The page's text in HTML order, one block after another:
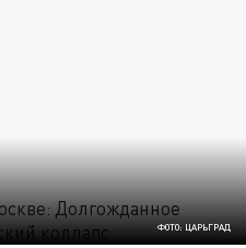
ФОТО: ЦАРЬГРАД